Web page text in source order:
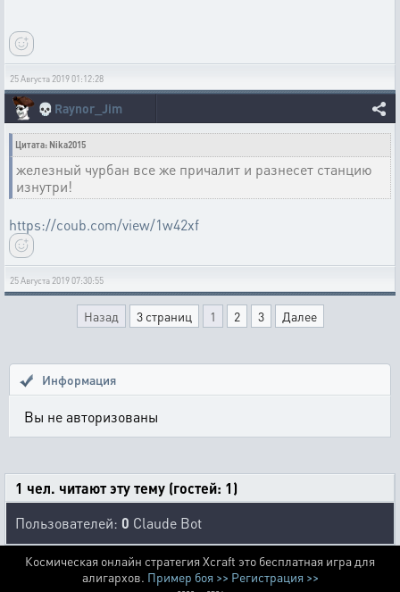
25 Августа 2019 01:12:28
💀 Raynor_Jim
Цитата: Nika2015
железный чурбан все же причалит и разнесет станцию
изнутри!
https://coub.com/view/1w42xf
25 Августа 2019 07:30:55
Назад 3 страниц 1 2 3 Далее
Информация
Вы не авторизованы
1 чел. читают эту тему (гостей: 1)
Пользователей: 0 Claude Bot
Космическая онлайн стратегия Xcraft это бесплатная игра для
алигархов. Пример боя >> Регистрация >>